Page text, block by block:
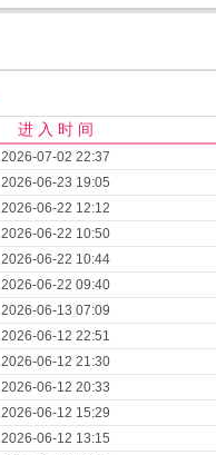
进 入 时 间
2026-07-02 22:37
2026-06-23 19:05
2026-06-22 12:12
2026-06-22 10:50
2026-06-22 10:44
2026-06-22 09:40
2026-06-13 07:09
2026-06-12 22:51
2026-06-12 21:30
2026-06-12 20:33
2026-06-12 15:29
2026-06-12 13:15